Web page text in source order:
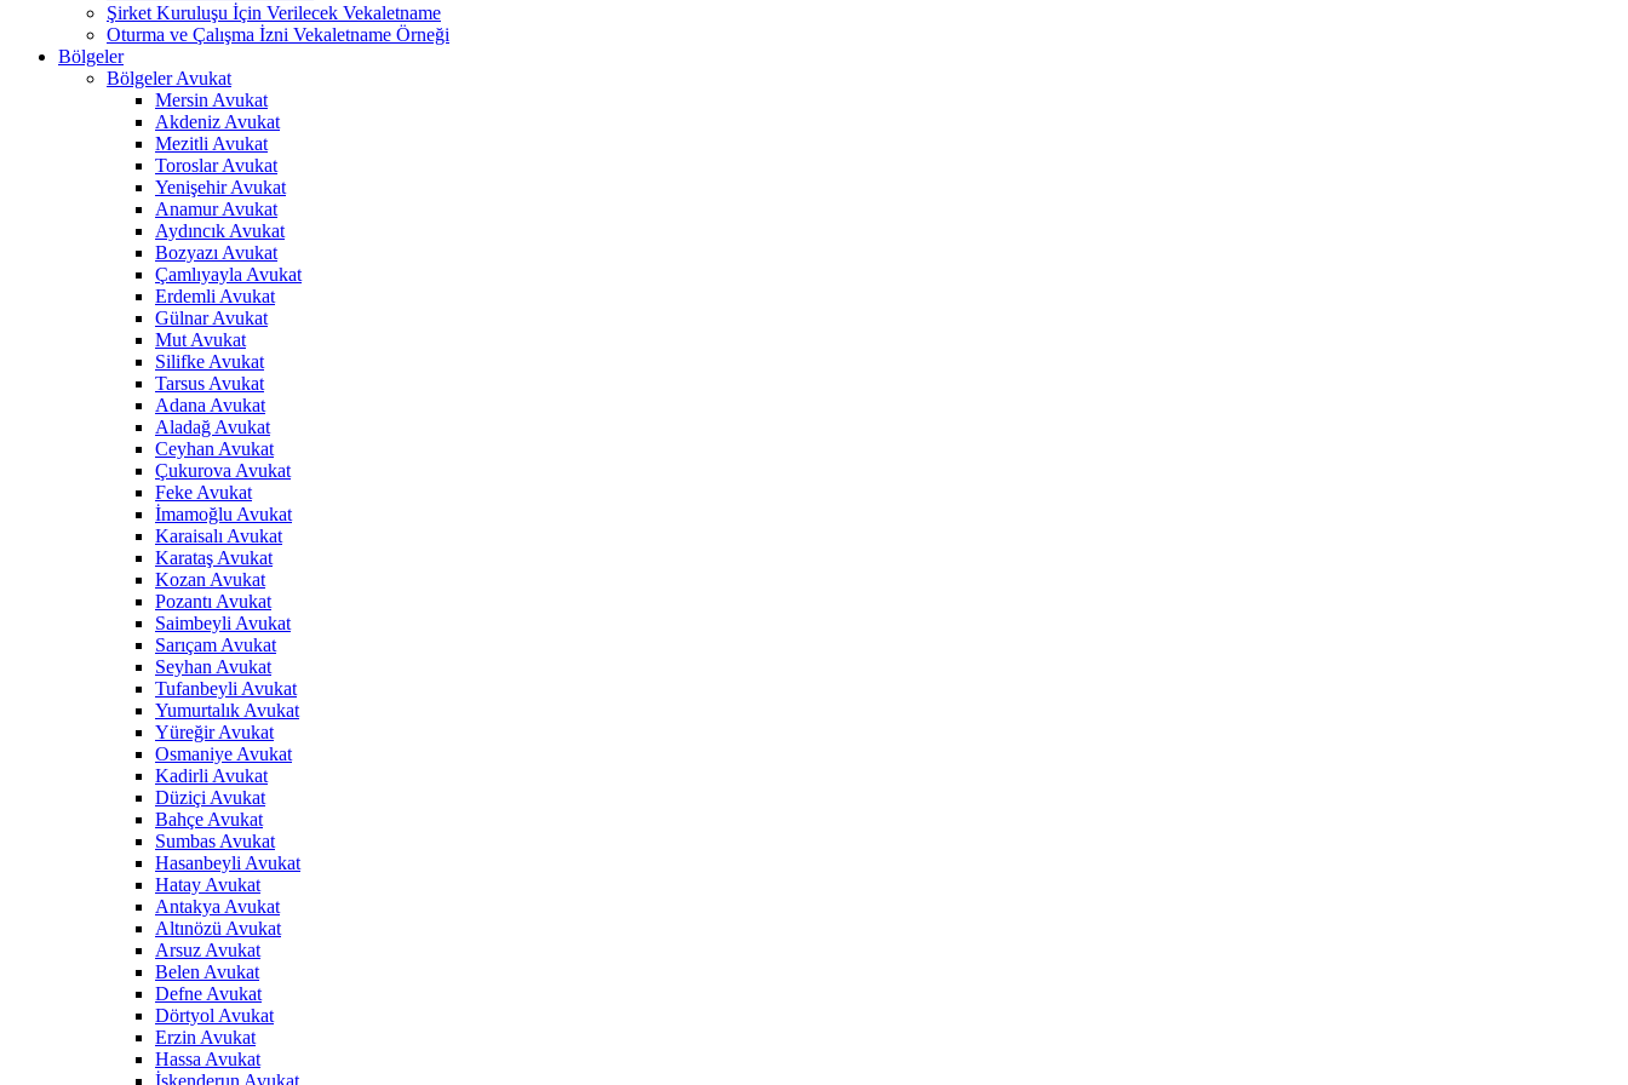
Şirket Kuruluşu İçin Verilecek Vekaletname
Oturma ve Çalışma İzni Vekaletname Örneği
Bölgeler
Bölgeler Avukat
Mersin Avukat
Akdeniz Avukat
Mezitli Avukat
Toroslar Avukat
Yenişehir Avukat
Anamur Avukat
Aydıncık Avukat
Bozyazı Avukat
Çamlıyayla Avukat
Erdemli Avukat
Gülnar Avukat
Mut Avukat
Silifke Avukat
Tarsus Avukat
Adana Avukat
Aladağ Avukat
Ceyhan Avukat
Çukurova Avukat
Feke Avukat
İmamoğlu Avukat
Karaisalı Avukat
Karataş Avukat
Kozan Avukat
Pozantı Avukat
Saimbeyli Avukat
Sarıçam Avukat
Seyhan Avukat
Tufanbeyli Avukat
Yumurtalık Avukat
Yüreğir Avukat
Osmaniye Avukat
Kadirli Avukat
Düziçi Avukat
Bahçe Avukat
Sumbas Avukat
Hasanbeyli Avukat
Hatay Avukat
Antakya Avukat
Altınözü Avukat
Arsuz Avukat
Belen Avukat
Defne Avukat
Dörtyol Avukat
Erzin Avukat
Hassa Avukat
İskenderun Avukat